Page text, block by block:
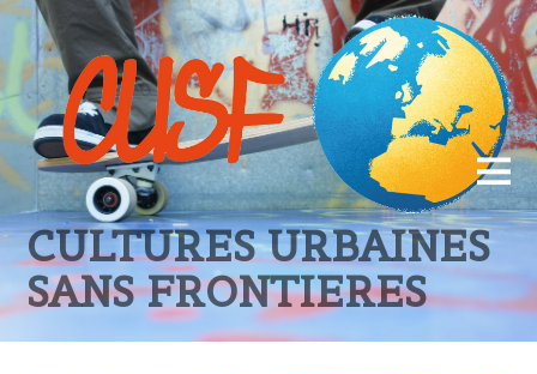
CULTURES URBAINES
SANS FRONTIERES